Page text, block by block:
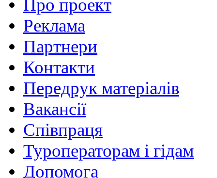
Про проект
Реклама
Партнери
Контакти
Передрук матеріалів
Вакансії
Співпраця
Туроператорам і гідам
Допомога